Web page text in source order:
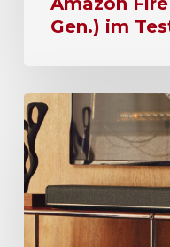
Gen.) im